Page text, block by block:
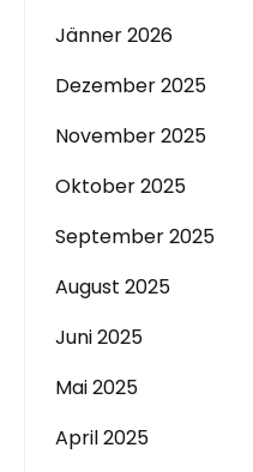
Jänner 2026
Dezember 2025
November 2025
Oktober 2025
September 2025
August 2025
Juni 2025
Mai 2025
April 2025